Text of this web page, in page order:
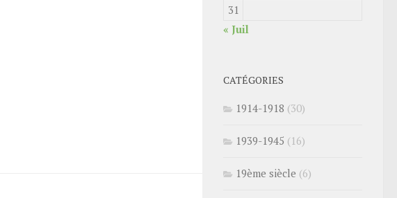
31
« Juil
CATÉGORIES
1914-1918 (30)
1939-1945 (16)
19ème siècle (6)